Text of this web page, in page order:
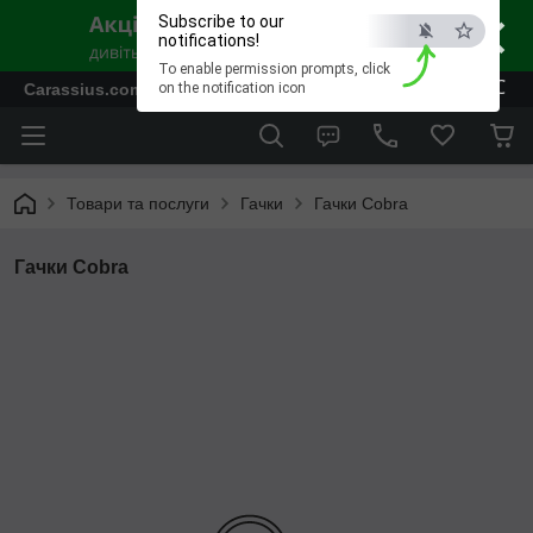
×
ESC
Subscribe to our
notifications!
To enable permission prompts, click
on the notification icon
Carassius.com.ua - Все для риболовлі та відпочинку
Товари та послуги Гачки Гачки Cobra
Гачки Cobra